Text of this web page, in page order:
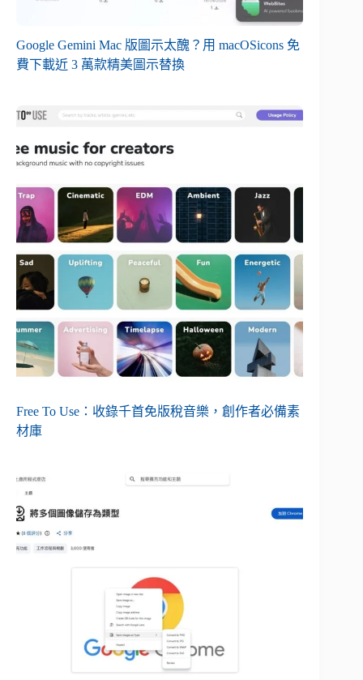
Google Gemini Mac 版圖示太醜？用 macOSicons 免
費下載近 3 萬款精美圖示替換
Free To Use：收錄千首免版稅音樂，創作者必備素
材庫